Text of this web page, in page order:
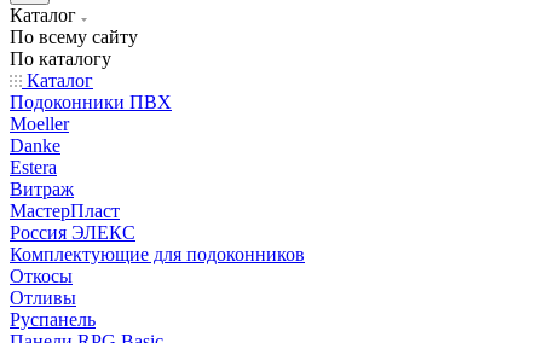
Каталог
По всему сайту
По каталогу
Каталог
Подоконники ПВХ
Moeller
Danke
Estera
Витраж
МастерПласт
Россия ЭЛЕКС
Комплектующие для подоконников
Откосы
Отливы
Руспанель